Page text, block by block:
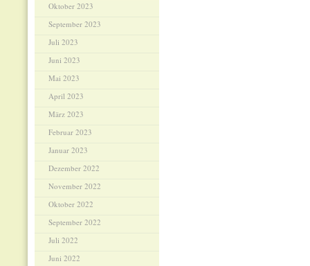
Oktober 2023
September 2023
Juli 2023
Juni 2023
Mai 2023
April 2023
März 2023
Februar 2023
Januar 2023
Dezember 2022
November 2022
Oktober 2022
September 2022
Juli 2022
Juni 2022